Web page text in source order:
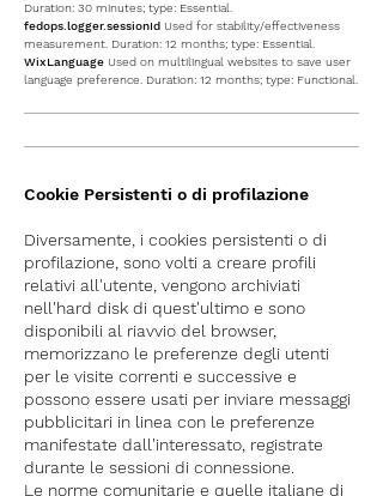
Duration: 30 minutes; type: Essential.
fedops.logger.sessionId Used for stability/effectiveness
measurement. Duration: 12 months; type: Essential.
WixLanguage Used on multilingual websites to save user
language preference. Duration: 12 months; type: Functional.
Cookie Persistenti o di profilazione
Diversamente, i cookies persistenti o di
profilazione, sono volti a creare profili
relativi all'utente, vengono archiviati
nell'hard disk di quest'ultimo e sono
disponibili al riavvio del browser,
memorizzano le preferenze degli utenti
per le visite correnti e successive e
possono essere usati per inviare messaggi
pubblicitari in linea con le preferenze
manifestate dall'interessato, registrate
durante le sessioni di connessione.
Le norme comunitarie e quelle italiane di